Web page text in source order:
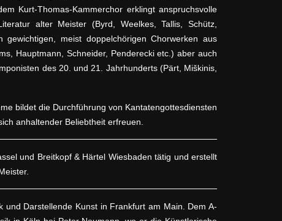
Kurt-Thomas-Kammerchor erklingt anspruchsvolle
alter Meister (Byrd, Weelkes, Tallis, Schütz,
meist doppelchörigen Chorwerken aus
Hauptmann, Schneider, Penderecki etc.) aber auch
des 20. und 21. Jahrhunderts (Pärt, Miškinis,
bildet die Durchführung von Kantatengottesdiensten
anhaltender Beliebtheit erfreuen.
und Breitkopf & Härtel Wiesbaden tätig und erstellt
Darstellende Kunst in Frankfurt am Main. Dem A-